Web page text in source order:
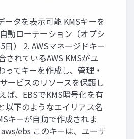
ータを表⽰可能 KMSキーを
動ローテーション（オプシ
⽇） 2. AWSマネージドキー
されているAWS KMSがユ
ってキーを作成し、管理・
ービスのリソースを保護し
ば、EBSでKMS暗号化を有
以下のようなエイリアス名
キーが⾃動で作成されま
aws/ebs このキーは、ユーザ